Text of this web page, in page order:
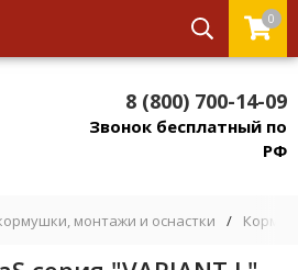
0
8 (800) 700-14-09
Звонок бесплатный по
РФ
монтажи и оснастки /